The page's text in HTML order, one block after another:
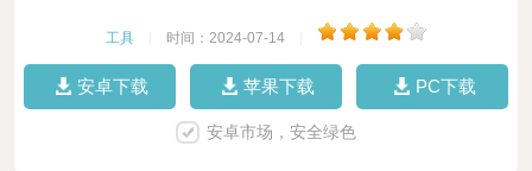
工具 时间：2024-07-14
安卓下载 苹果下载 PC下载
安卓市场，安全绿色